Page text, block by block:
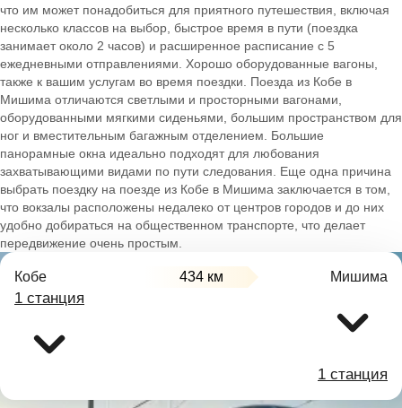
что им может понадобиться для приятного путешествия, включая
несколько классов на выбор, быстрое время в пути (поездка
занимает около 2 часов) и расширенное расписание с 5
ежедневными отправлениями. Хорошо оборудованные вагоны,
также к вашим услугам во время поездки. Поезда из Кобе в
Мишима отличаются светлыми и просторными вагонами,
оборудованными мягкими сиденьями, большим пространством для
ног и вместительным багажным отделением. Большие
панорамные окна идеально подходят для любования
захватывающими видами по пути следования. Еще одна причина
выбрать поездку на поезде из Кобе в Мишима заключается в том,
что вокзалы расположены недалеко от центров городов и до них
удобно добираться на общественном транспорте, что делает
передвижение очень простым.
Кобе 434 км Мишима
1 станция
1 станция